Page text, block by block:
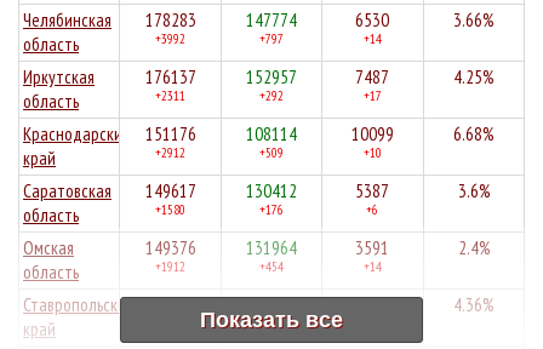
Челябинская
область
178283
+3992
147774
+797
6530
+14
3.66%
Иркутская
область
176137
+2311
152957
+292
7487
+17
4.25%
Краснодарский
край
151176
+2912
108114
+509
10099
+10
6.68%
Саратовская
область
149617
+1580
130412
+176
5387
+6
3.6%
Омская
область
149376
+1912
131964
+454
3591
+14
2.4%
Ставропольский
край
149133 128502
+888
6507 4.36%
Показать все